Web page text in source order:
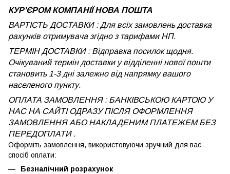
КУРʼЄРОМ КОМПАНІЇ НОВА ПОШТА
ВАРТІСТЬ ДОСТАВКИ : Для всіх замовлень доставка
рахунків отримувача згідно з тарифами НП.
ТЕРМІН ДОСТАВКИ : Відправка посилок щодня.
Очікуваний термін доставки у відділенні нової пошти
становить 1-3 дні залежно від напрямку вашого
населеного пункту.
ОПЛАТА ЗАМОВЛЕННЯ : БАНКІВСЬКОЮ КАРТОЮ У
НАС НА САЙТІ ОДРАЗУ ПІСЛЯ ОФОРМЛЕННЯ
ЗАМОВЛЕННЯ АБО НАКЛАДЕНИМ ПЛАТЕЖЕМБЕЗ
ПЕРЕДОПЛАТИ .
Оформіть замовлення, використовуючи зручний для вас
спосіб оплати:
Безналічний розрахунок